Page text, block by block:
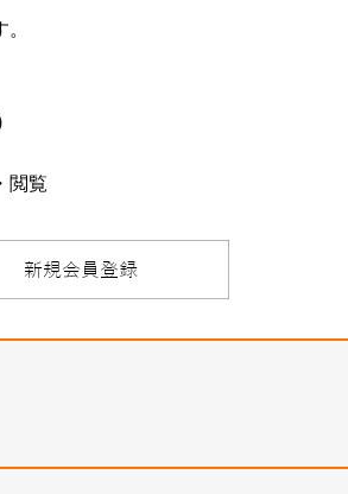
閲覧